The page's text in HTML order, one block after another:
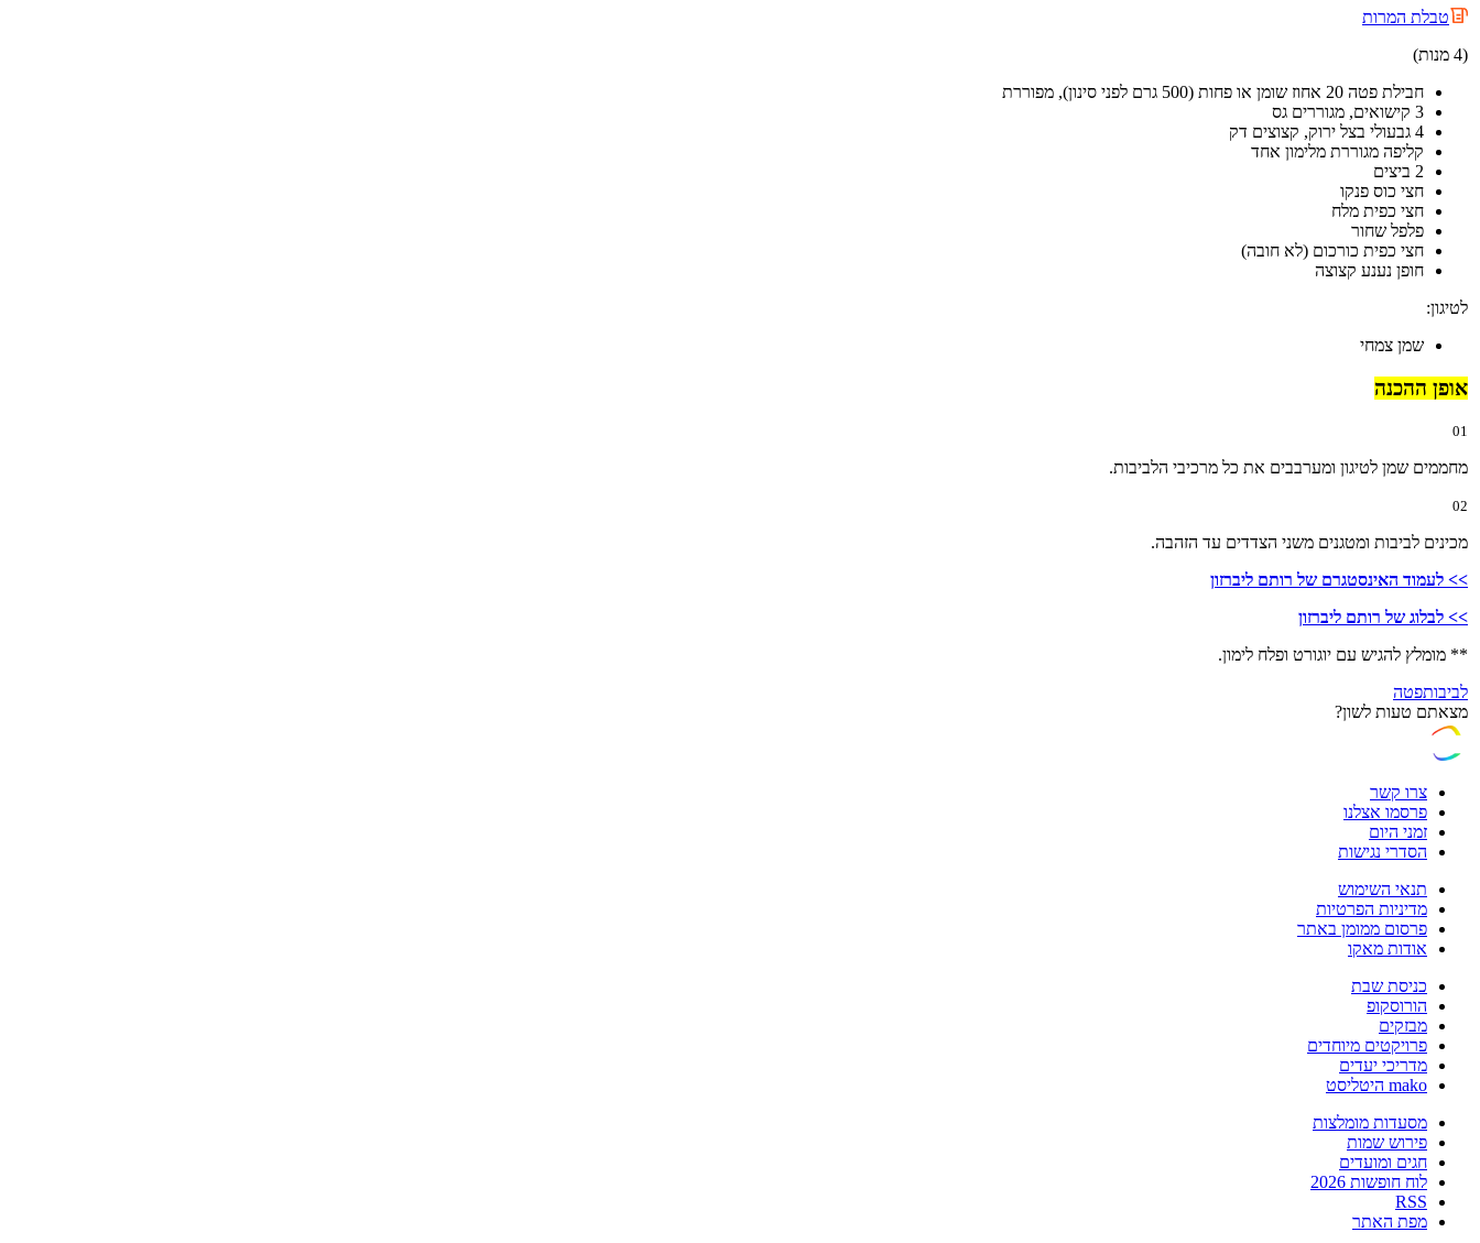
טבלת המרות
(4 מנות)
חבילת פטה 20 אחוז שומן או פחות (500 גרם לפני סינון), מפוררת
3 קישואים, מגוררים גס
4 גבעולי בצל ירוק, קצוצים דק
קליפה מגוררת מלימון אחד
2 ביצים
חצי כוס פנקו
חצי כפית מלח
פלפל שחור
חצי כפית כורכום (לא חובה)
חופן נענע קצוצה
לטיגון:
שמן צמחי
אופן ההכנה
01
מחממים שמן לטיגון ומערבבים את כל מרכיבי הלביבות.
02
מכינים לביבות ומטגנים משני הצדדים עד הזהבה.
>> לעמוד האינסטגרם של רותם ליברזון
>> לבלוג של רותם ליברזון
** מומלץ להגיש עם יוגורט ופלח לימון.
לביבותפטה
מצאתם טעות לשון?
צרו קשר
פרסמו אצלנו
זמני היום
הסדרי נגישות
תנאי השימוש
מדיניות הפרטיות
פרסום ממומן באתר
אודות מאקו
כניסת שבת
הורוסקופ
מבזקים
פרויקטים מיוחדים
מדריכי יעדים
mako היטליסט
מסעדות מומלצות
פירוש שמות
חגים ומועדים
לוח חופשות 2026
RSS
מפת האתר